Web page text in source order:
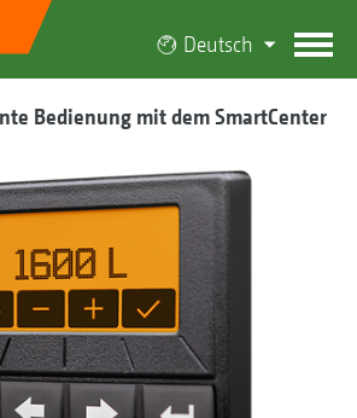
Deutsch
Bedienung mit dem SmartCenter